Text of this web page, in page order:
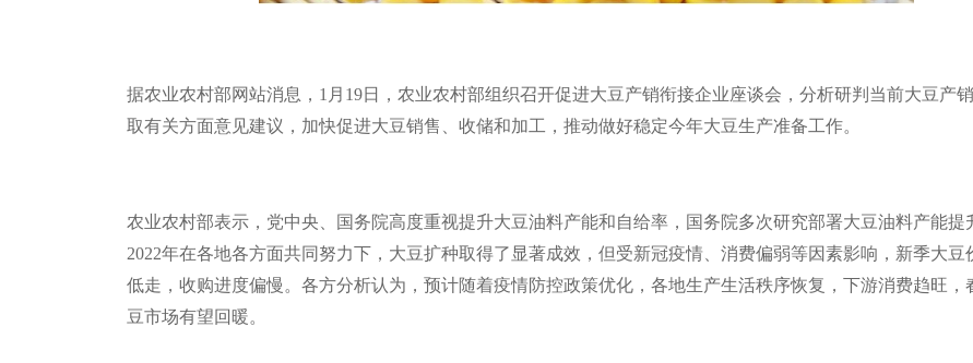
据农业农村部网站消息， 1 月 19日，农业农村部组织召开促进大豆产销衔接企业座谈会，分析研判当前大豆产
取有关方面意见建议，加快促进大豆销售、收储和加工，推动做好稳定今年大豆生产准备工作。
农业农村部表示，党中央、国务院高度重视提升大豆油料产能和自给率，国务院多次研究部署大豆油料产能提
2022年在各地各方面共同努力下，大豆扩种取得了显著成效，但受新冠疫情、消费偏弱等因素影响，新季大豆
低走，收购进度偏慢。各方分析认为，预计随着疫情防控政策优化，各地生产生活秩序恢复，下游消费趋旺，
豆市场有望回暖。